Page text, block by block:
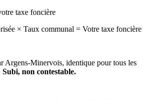
taxe foncière
× Taux communal = Votre taxe foncière
Argens-Minervois, identique pour tous les
Subi, non contestable.